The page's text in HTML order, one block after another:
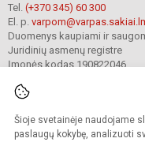
Šioje svetainėje naudojame
paslaugų kokybę, analizuoti
Tel. (+370 345) 60 300
El. p.
Duomenys kaupiami ir
Juridinių asmenų registre
Įmonės kodas 190822046
© 2023. Šakių
Kopijuoti turinį be